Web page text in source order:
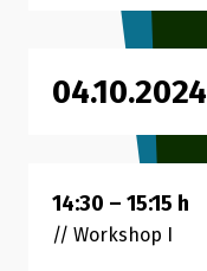
04.10.2024
14:30 – 15:15 h
// Workshop I